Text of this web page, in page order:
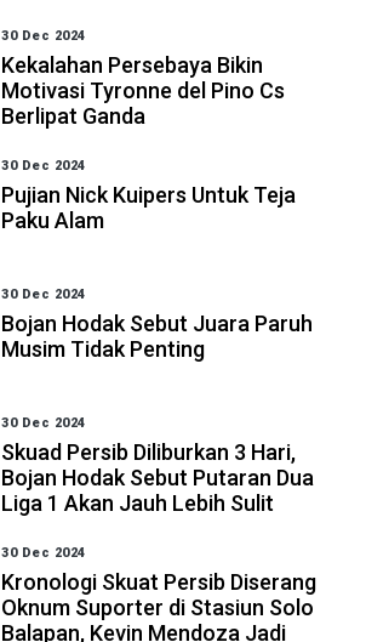
30 Dec 2024
Kekalahan Persebaya Bikin
Motivasi Tyronne del Pino Cs
Berlipat Ganda
30 Dec 2024
Pujian Nick Kuipers Untuk Teja
Paku Alam
30 Dec 2024
Bojan Hodak Sebut Juara Paruh
Musim Tidak Penting
30 Dec 2024
Skuad Persib Diliburkan 3 Hari,
Bojan Hodak Sebut Putaran Dua
Liga 1 Akan Jauh Lebih Sulit
30 Dec 2024
Kronologi Skuat Persib Diserang
Oknum Suporter di Stasiun Solo
Balapan, Kevin Mendoza Jadi